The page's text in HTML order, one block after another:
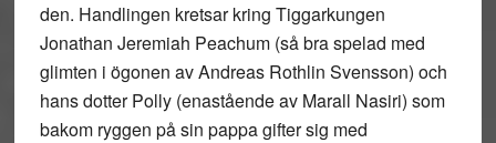
den. Handlingen kretsar kring Tiggarkungen
Jonathan Jeremiah Peachum (så bra spelad med
glimten i ögonen av Andreas Rothlin Svensson) och
hans dotter Polly (enastående av Marall Nasiri) som
bakom ryggen på sin pappa gifter sig med